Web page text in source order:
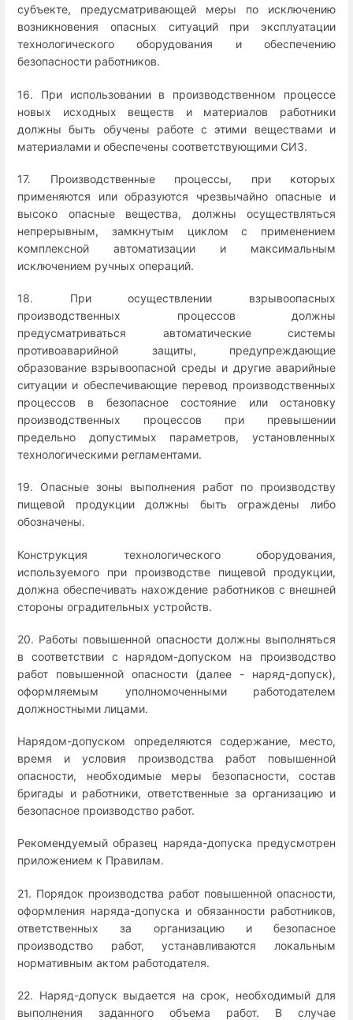
субъекте, предусматривающей меры по исключению
возникновения опасных ситуаций при эксплуатации
технологического оборудования и обеспечению
безопасности работников.
16. При использовании в производственном процессе
новых исходных веществ и материалов работники
должны быть обучены работе с этими веществами и
материалами и обеспечены соответствующими СИЗ.
17. Производственные процессы, при которых
применяются или образуются чрезвычайно опасные и
высоко опасные вещества, должны осуществляться
непрерывным, замкнутым циклом с применением
комплексной автоматизации и максимальным
исключением ручных операций.
18. При осуществлении взрывоопасных
производственных процессов должны
предусматриваться автоматические системы
противоаварийной защиты, предупреждающие
образование взрывоопасной среды и другие аварийные
ситуации и обеспечивающие перевод производственных
процессов в безопасное состояние или остановку
производственных процессов при превышении
предельно допустимых параметров, установленных
технологическими регламентами.
19. Опасные зоны выполнения работ по производству
пищевой продукции должны быть ограждены либо
обозначены.
Конструкция технологического оборудования,
используемого при производстве пищевой продукции,
должна обеспечивать нахождение работников с внешней
стороны оградительных устройств.
20. Работы повышенной опасности должны выполняться
в соответствии с нарядом-допуском на производство
работ повышенной опасности (далее - наряд-допуск),
оформляемым уполномоченными работодателем
должностными лицами.
Нарядом-допуском определяются содержание, место,
время и условия производства работ повышенной
опасности, необходимые меры безопасности, состав
бригады и работники, ответственные за организацию и
безопасное производство работ.
Рекомендуемый образец наряда-допуска предусмотрен
приложением к Правилам.
21. Порядок производства работ повышенной опасности,
оформления наряда-допуска и обязанности работников,
ответственных за организацию и безопасное
производство работ, устанавливаются локальным
нормативным актом работодателя.
22. Наряд-допуск выдается на срок, необходимый для
выполнения заданного объема работ. В случае